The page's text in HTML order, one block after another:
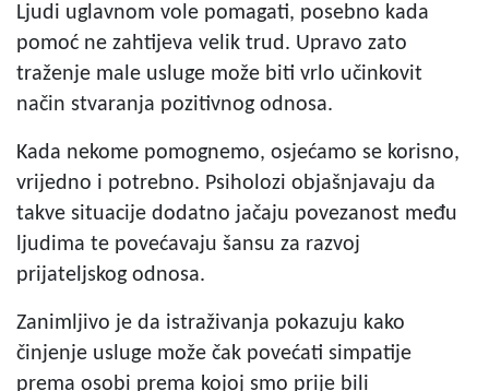
Ljudi uglavnom vole pomagati, posebno kada
pomoć ne zahtijeva velik trud. Upravo zato
traženje male usluge može biti vrlo učinkovit
način stvaranja pozitivnog odnosa.
Kada nekome pomognemo, osjećamo se korisno,
vrijedno i potrebno. Psiholozi objašnjavaju da
takve situacije dodatno jačaju povezanost među
ljudima te povećavaju šansu za razvoj
prijateljskog odnosa.
Zanimljivo je da istraživanja pokazuju kako
činjenje usluge može čak povećati simpatije
prema osobi prema kojoj smo prije bili